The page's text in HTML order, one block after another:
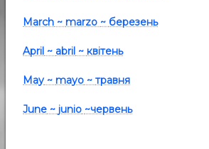
March ~ marzo ~ березень
April ~ abril ~ квітень
May ~ mayo ~ травня
June ~ junio ~червень